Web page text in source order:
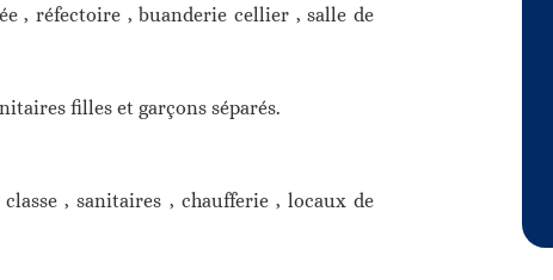
, réfectoire , buanderie cellier , salle de
filles et garçons séparés.
classe , sanitaires , chaufferie , locaux de